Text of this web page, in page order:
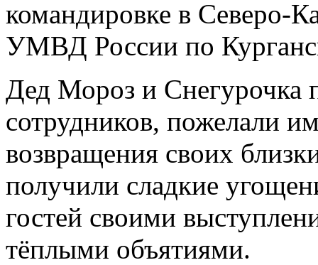
командировке в Северо-
УМВД России по
Дед Мороз и Снегурочка
сотрудников, пожелали
возвращения своих
получили сладкие
гостей своими
тёплыми объятиями.